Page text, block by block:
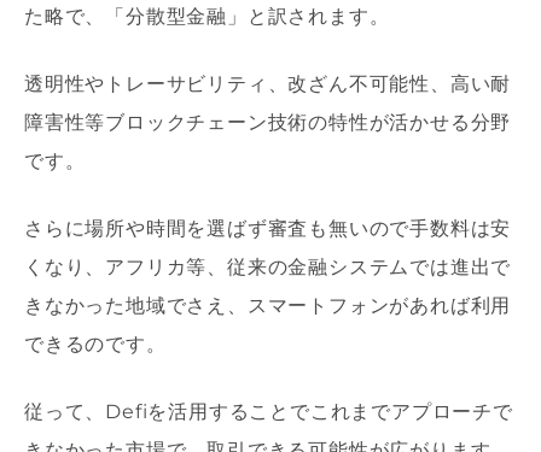
た略で、「分散型金融」と訳されます。
透明性やトレーサビリティ、改ざん不可能性、高い耐
障害性等ブロックチェーン技術の特性が活かせる分野
です。
さらに場所や時間を選ばず審査も無いので手数料は安
くなり、アフリカ等、従来の金融システムでは進出で
きなかった地域でさえ、スマートフォンがあれば利用
できるのです。
従って、Defiを活用することでこれまでアプローチで